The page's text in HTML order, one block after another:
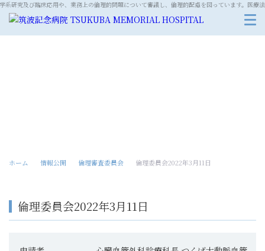
研究及び臨床応用や、業務上の倫理的問題について審議し、倫理的配慮を図っています。 医療
ホーム 情報公開 倫理審査委員会 倫理委員会2022年3月11日
倫理委員会2022年3月11日